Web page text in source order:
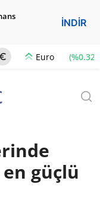
İNDİR
Euro (%0.32)
güçlü